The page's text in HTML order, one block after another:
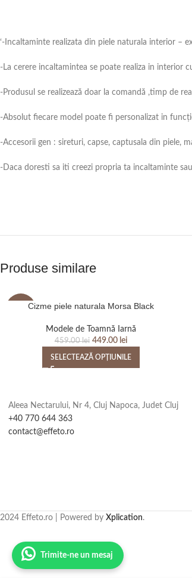
‘-Incaltaminte realizata din piele naturala interior –
-La cerere incaltamintea se poate realiza in interior
-Produsul se realizează doar la comandă ,timp de
-Absolut fiecare model poate fi personalizat in
-Accesorii gen : sireturi, capse, captusala din piele,
-Daca doresti sa iti creezi propria ta incaltaminte
Produse similare
Cizme piele naturala Morsa Black
Modele de Toamnă Iarnă
459.00lei 449.00 lei
SELECTEAZĂ OPȚIUNILE
Aleea Nectarului, Nr 4, Cluj Napoca, Judet Cluj
+40 770 644 363
contact@effeto.ro
2024 Effeto.ro | Powered by Xplication.
Trimite-ne un mesaj